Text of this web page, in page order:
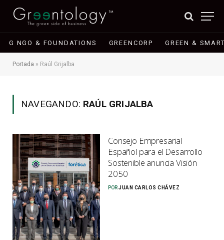
G NGO & FOUNDATIONS GREENCORP GREEN &
Portada » Raúl Grijalba
NAVEGANDO: RAÚL GRIJALBA
Consejo Empresarial
Español para el Desarrollo
Sostenible anuncia Visión
2050
PORJUAN CARLOS CHÁVEZ